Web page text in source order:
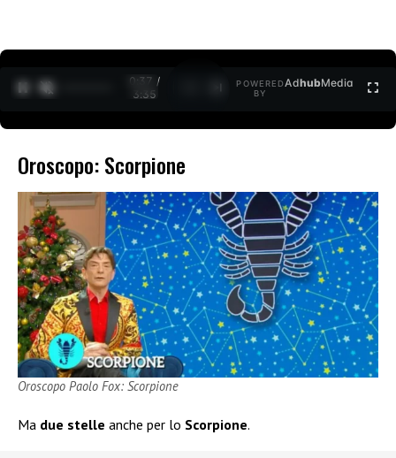
0:38 /
3:35
POWERED
BY
AdhubMedia
Oroscopo: Scorpione
Oroscopo Paolo Fox: Scorpione
Ma due stelle anche per lo Scorpione.